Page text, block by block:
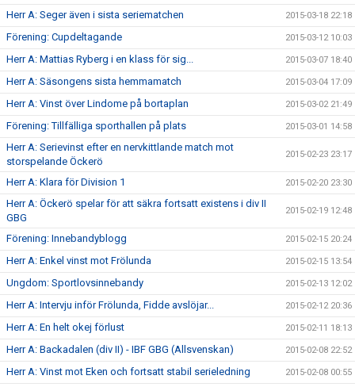
Herr A: Seger även i sista seriematchen 2015-03-18 22:18
Förening: Cupdeltagande 2015-03-12 10:03
Herr A: Mattias Ryberg i en klass för sig... 2015-03-07 18:40
Herr A: Säsongens sista hemmamatch 2015-03-04 17:09
Herr A: Vinst över Lindome på bortaplan 2015-03-02 21:49
Förening: Tillfälliga sporthallen på plats 2015-03-01 14:58
Herr A: Serievinst efter en nervkittlande match mot
storspelande Öckerö
2015-02-23 23:17
Herr A: Klara för Division 1 2015-02-20 23:30
Herr A: Öckerö spelar för att säkra fortsatt existens i div II
GBG
2015-02-19 12:48
Förening: Innebandyblogg 2015-02-15 20:24
Herr A: Enkel vinst mot Frölunda 2015-02-15 13:54
Ungdom: Sportlovsinnebandy 2015-02-13 12:02
Herr A: Intervju inför Frölunda, Fidde avslöjar... 2015-02-12 20:36
Herr A: En helt okej förlust 2015-02-11 18:13
Herr A: Backadalen (div II) - IBF GBG (Allsvenskan) 2015-02-08 22:52
Herr A: Vinst mot Eken och fortsatt stabil serieledning 2015-02-08 00:55